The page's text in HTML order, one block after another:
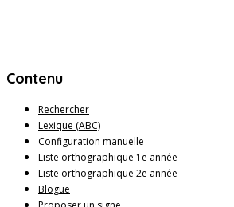
Contenu
Rechercher
Lexique (ABC)
Configuration manuelle
Liste orthographique 1e année
Liste orthographique 2e année
Blogue